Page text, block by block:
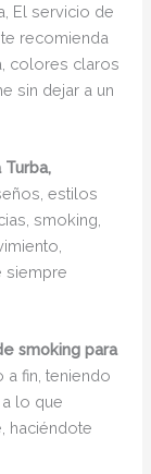
El servicio de
te recomienda
colores claros
sin dejar a un
estilos
smoking,
siempre
smoking para
a fin, teniendo
lo que
haciéndote